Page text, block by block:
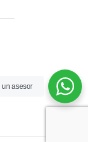
un asesor